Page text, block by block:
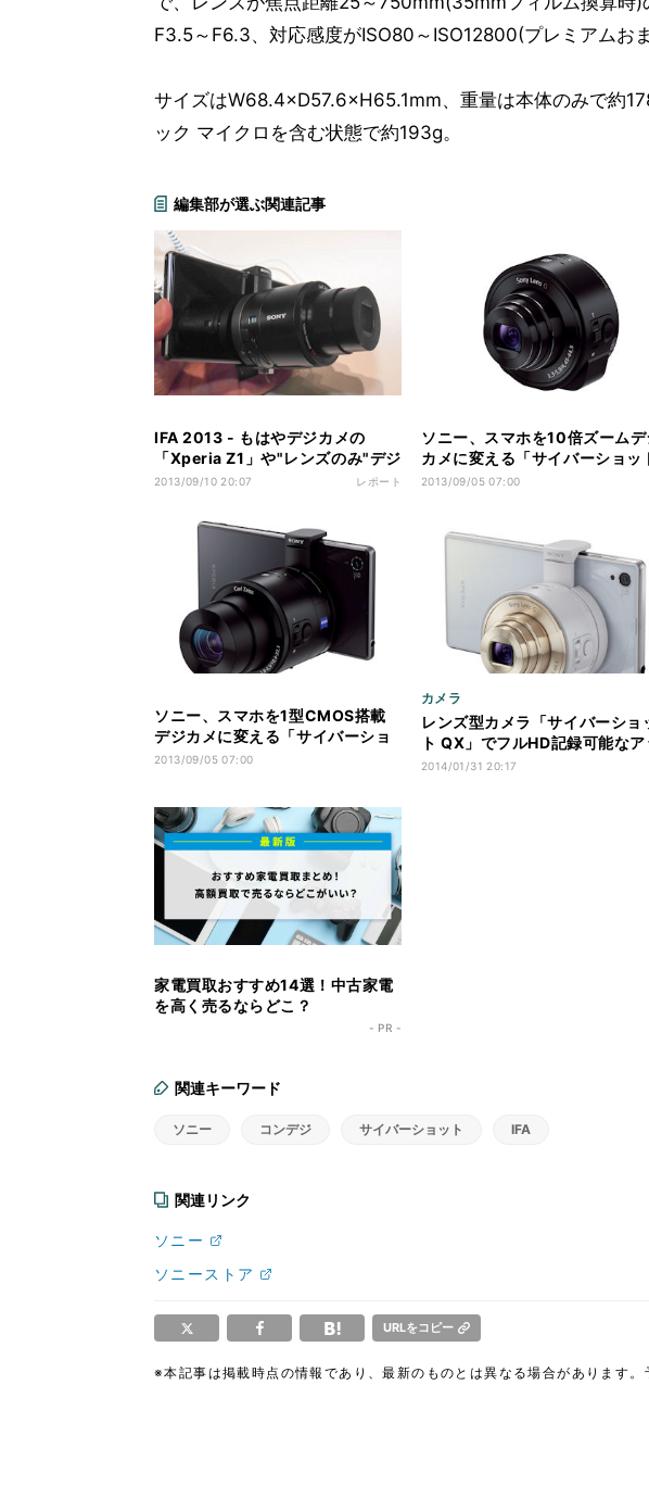
F3.5～F6.3、対応感度がISO80～ISO12800(プレミアムお
サイズはW68.4×D57.6×H65.1mm、重量は本体のみで約
ック マイクロを含む状態で約193g。
編集部が選ぶ関連記事
IFA 2013 - もはやデジカメの
「Xperia Z1」や"レンズのみ"デジ
カメ「QX」 - 話題製品に人が押し
2013/09/10 20:07 レポート
ソニー、スマホを10倍ズームデ
カメに変える「サイバーショッ
QX10」
2013/09/05 07:00
ソニー、スマホを1型CMOS搭載
デジカメに変える「サイバーショ
ット QX100」
2013/09/05 07:00
カメラ
レンズ型カメラ「サイバーショ
ト QX」でフルHD記録可能なア
プデート
2014/01/31 20:17
家電買取おすすめ14選！中古家電
を高く売るならどこ？
- PR -
関連キーワード
ソニー コンデジ サイバーショット IFA
関連リンク
ソニー
ソニーストア
URLをコピー
※本記事は掲載時点の情報であり、最新のものとは異なる場合があります。